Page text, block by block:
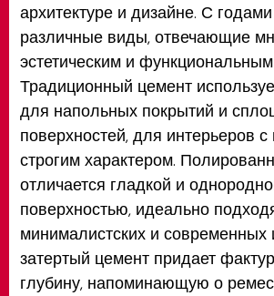
архитектуре и дизайне. С
различные виды, отвечающие
эстетическим и
Традиционный цемент
для напольных покрытий и
поверхностей, для интерьеров с
строгим характером.
отличается гладкой и
поверхностью, идеально
минималистских и современных
затертый цемент придает
глубину, напоминающую о